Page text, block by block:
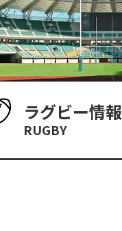
ラグビー情報
RUGBY